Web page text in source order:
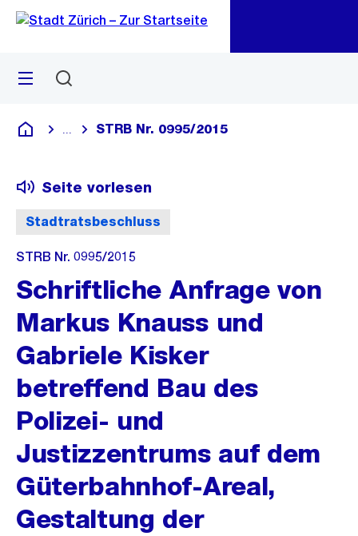
Navigation
Sprunglink
Menü
Deutsch
Blende alle Breadcrumbs ein
STRB Nr. 0995/2015
Stadtratsbeschluss
Seite vorlesen
STRB Nr. 0995/2015
Schriftliche Anfrage von
Markus Knauss und
Gabriele Kisker
betreffend Bau des
Polizei- und
Justizzentrums auf dem
Güterbahnhof-Areal,
Gestaltung der